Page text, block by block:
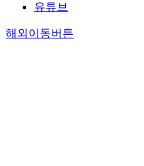
유튜브
해외이동버튼